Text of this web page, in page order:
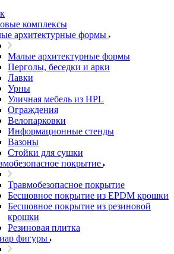
комплексы
архитектурные формы
Малые архитектурные формы
Перголы, беседки и арки
Лавки
Урны
Уличная мебель из HPL
Ограждения
Велопарковки
Информационные стенды
Вазоны
Стойки для сушки
покрытие
Травмобезопасное покрытие
Бесшовное покрытие из EPDM крошки
Бесшовное покрытие из резиновой
крошки
Резиновая плитка
фигуры